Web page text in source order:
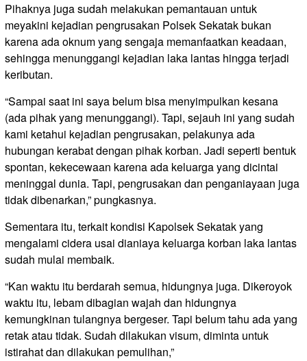
Pihaknya juga sudah melakukan pemantauan untuk
meyakini kejadian pengrusakan Polsek Sekatak bukan
karena ada oknum yang sengaja memanfaatkan keadaan,
sehingga menunggangi kejadian laka lantas hingga terjadi
keributan.
“Sampai saat ini saya belum bisa menyimpulkan kesana
(ada pihak yang menunggangi). Tapi, sejauh ini yang sudah
kami ketahui kejadian pengrusakan, pelakunya ada
hubungan kerabat dengan pihak korban. Jadi seperti bentuk
spontan, kekecewaan karena ada keluarga yang dicintai
meninggal dunia. Tapi, pengrusakan dan penganiayaan juga
tidak dibenarkan,” pungkasnya.
Sementara itu, terkait kondisi Kapolsek Sekatak yang
mengalami cidera usai dianiaya keluarga korban laka lantas
sudah mulai membaik.
“Kan waktu itu berdarah semua, hidungnya juga. Dikeroyok
waktu itu, lebam dibagian wajah dan hidungnya
kemungkinan tulangnya bergeser. Tapi belum tahu ada yang
retak atau tidak. Sudah dilakukan visum, diminta untuk
istirahat dan dilakukan pemulihan,”